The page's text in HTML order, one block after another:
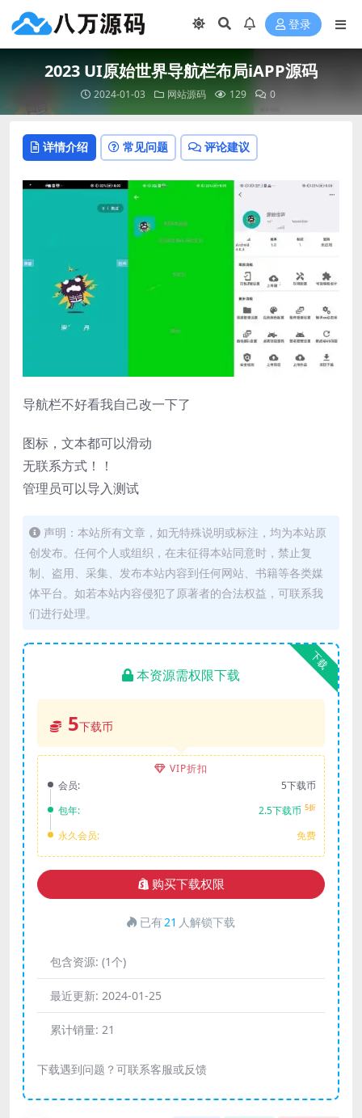
登录
2023 UI原始世界导航栏布局iAPP源码
2024-01-03 网站源码 129 0
详情介绍 常见问题 评论建议
导航栏不好看我自己改一下了
图标，文本都可以滑动
无联系方式！！
管理员可以导入测试
声明：本站所有文章，如无特殊说明或标注，均为本站原
创发布。任何个人或组织，在未征得本站同意时，禁止复
制、盗用、采集、发布本站内容到任何网站、书籍等各类媒
体平台。如若本站内容侵犯了原著者的合法权益，可联系我
们进行处理。
下载
本资源需权限下载
5下载币
VIP折扣
会员:
5下载币
包年:
2.5下载币 5折
永久会员: 免费
购买下载权限
已有21 人解锁下载
包含资源: (1个)
最近更新: 2024-01-25
累计销量: 21
下载遇到问题？可联系客服或反馈